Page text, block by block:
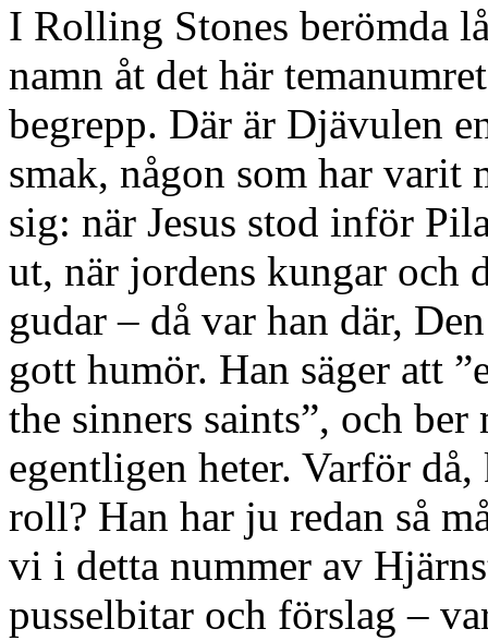
I Rolling Stones berömda
namn åt det här
begrepp. Där är Djävulen
smak, någon som har varit
sig: när Jesus stod inför
ut, när jordens kungar och
gudar – då var han där,
gott humör. Han säger att
the sinners saints”, och
egentligen heter. Varför
roll? Han har ju redan så
vi i detta nummer av
pusselbitar och förslag –